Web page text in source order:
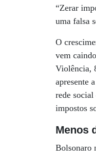
“Zerar
uma falsa
O
vem
Violência,
apresente
rede
impostos
Menos
Bolsonaro